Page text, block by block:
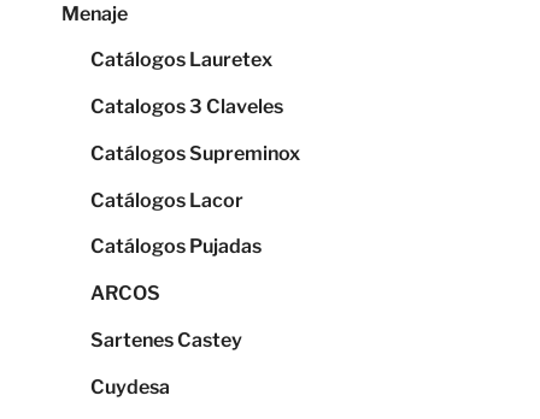
Menaje
Catálogos Lauretex
Catalogos 3 Claveles
Catálogos Supreminox
Catálogos Lacor
Catálogos Pujadas
ARCOS
Sartenes Castey
Cuydesa